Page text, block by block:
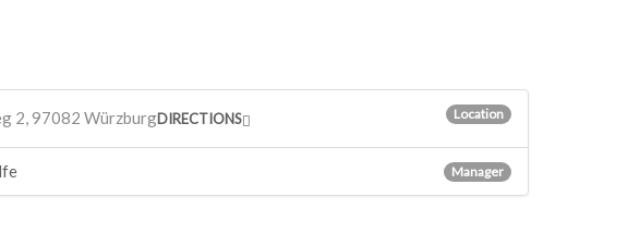
2, 97082 Würzburg Location
DIRECTIONS
Manager